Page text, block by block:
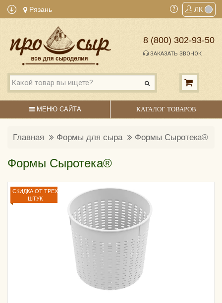
Рязань ЛК
8 (800) 302-93-50
ЗАКАЗАТЬ ЗВОНОК
МЕНЮ САЙТА КАТАЛОГ ТОВАРОВ
Главная Формы для сыра Формы Сыротека®
Формы Сыротека®
СКИДКА ОТ ТРЕХ
ШТУК